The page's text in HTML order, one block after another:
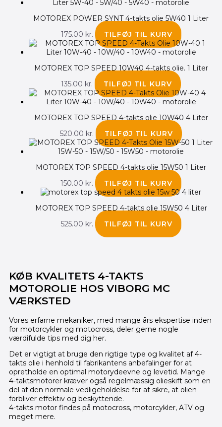
MOTOREX POWER SYNT 4-takts olie 5W40 1 Liter
175.00 kr. TILFØJ TIL KURV
MOTOREX TOP SPEED 10W40 4-takts olie. 1 Liter
135.00 kr. TILFØJ TIL KURV
MOTOREX TOP SPEED 4-takts olie 10W40 4 Liter
520.00 kr. TILFØJ TIL KURV
MOTOREX TOP SPEED 4-takts olie 15W50 1 Liter
150.00 kr. TILFØJ TIL KURV
MOTOREX TOP SPEED 4-takts olie 15W50 4 Liter
525.00 kr. TILFØJ TIL KURV
KØB KVALITETS 4-TAKTS
MOTOROLIE HOS VIBORG MC
VÆRKSTED
Vores erfarne mekaniker, med mange års ekspertise inden
for motorcykler og motocross, deler gerne nogle
værdifulde tips med dig her.
Det er vigtigt at bruge den rigtige type og kvalitet af 4-
takts olie i henhold til fabrikantens anbefalinger for at
opretholde en optimal motorydeevne og levetid. Mange
4-taktsmotorer kræver også regelmæssig olieskift som en
del af den normale vedligeholdelse for at sikre, at olien
forbliver effektiv og beskyttende.
4-takts motor findes på motocross, motorcykler, ATV og
meget mere.